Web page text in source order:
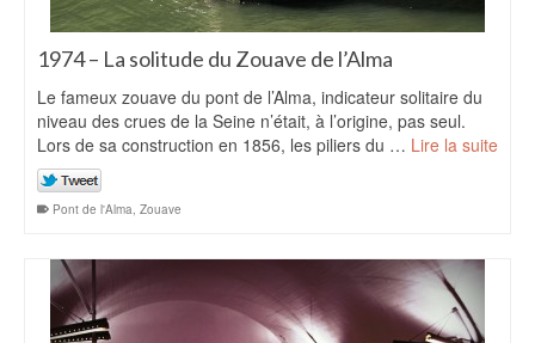
1974 – La solitude du Zouave de l’Alma
Le fameux zouave du pont de l’Alma, indicateur solitaire du
niveau des crues de la Seine n’était, à l’origine, pas seul.
Lors de sa construction en 1856, les piliers du … Lire la suite
Pont de l'Alma, Zouave